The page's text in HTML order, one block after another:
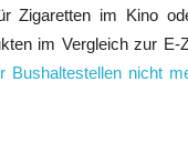
Zigaretten im Kino
im Vergleich zur
Bushaltestellen nicht